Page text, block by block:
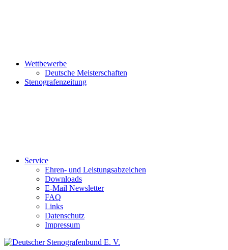
Wettbewerbe
Deutsche Meisterschaften
Stenografenzeitung
Service
Ehren- und Leistungsabzeichen
Downloads
E-Mail Newsletter
FAQ
Links
Datenschutz
Impressum